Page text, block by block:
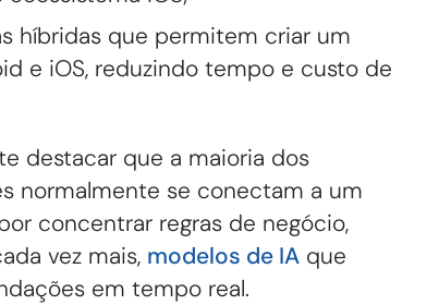
híbridas que permitem criar um
e iOS, reduzindo tempo e custo de
destacar que a maioria dos
normalmente se conectam a um
concentrar regras de negócio,
vez mais, modelos de IA que
em tempo real.